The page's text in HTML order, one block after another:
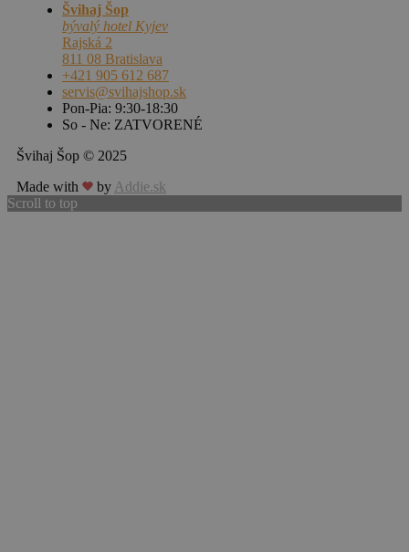
Švihaj Šop
bývalý hotel Kyjev
Rajská 2
811 08 Bratislava
+421 905 612 687
servis@svihajshop.sk
Pon-Pia: 9:30-18:30
So - Ne: ZATVORENÉ
Švihaj Šop © 2025
Made with
by Addie.sk
Scroll to top